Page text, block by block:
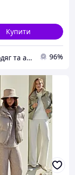
Купити
Plum - одяг та аксесуари 96%